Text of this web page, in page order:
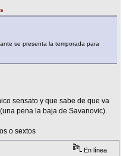
se presenta la temporada para
sensato y que sabe de que va
pena la baja de Savanovic).
o sextos
En línea